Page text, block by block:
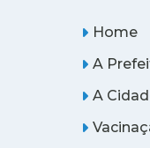
Home
A
A